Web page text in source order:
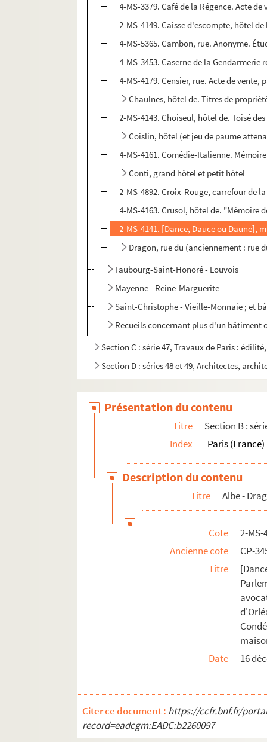
4-MS-3379. Café de la Régence. Acte
2-MS-4149. Caisse d'escompte, hôtel
4-MS-5365. Cambon, rue. Anonyme.
4-MS-3453. Caserne de la
4-MS-4179. Censier, rue. Acte de
Chaulnes, hôtel de. Titres de
2-MS-4143. Choiseul, hôtel de. Toisé
Coislin, hôtel (et jeu de paume
4-MS-4161. Comédie-Italienne.
Conti, grand hôtel et petit hôtel
2-MS-4892. Croix-Rouge, carrefour de
4-MS-4163. Crusol, hôtel de. "Mémoire
2-MS-4141. [Dance, Dauce ou Daune],
Dragon, rue du (anciennement : rue
Faubourg-Saint-Honoré - Louvois
Mayenne - Reine-Marguerite
Saint-Christophe - Vieille-Monnaie ; et
Recueils concernant plus d'un bâtiment
Section C : série 47, Travaux de Paris :
Section D : séries 48 et 49, Architectes,
Présentation du contenu
Titre
Section B :
Index
Paris (France)
Description du contenu
Titre Albe -
Cote
2-MS-
Ancienne cote
CP-
Titre
Date
16
Citer ce document : https://ccfr.bnf.fr/
record=eadcgm:EADC:b2260097